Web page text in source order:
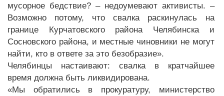
мусорное бедствие? – недоумевают активисты. –
Возможно потому, что свалка раскинулась на
границе Курчатовского района Челябинска и
Сосновского района, и местные чиновники не могут
найти, кто в ответе за это безобразие».
Челябинцы настаивают: свалка в кратчайшее
время должна быть ликвидирована.
«Мы обратились в прокуратуру, министерство